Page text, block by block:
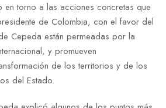
en torno a las acciones concretas que
de Colombia, con el favor del
Cepeda están permeadas por la
y promueven
de los territorios y de los
del Estado.